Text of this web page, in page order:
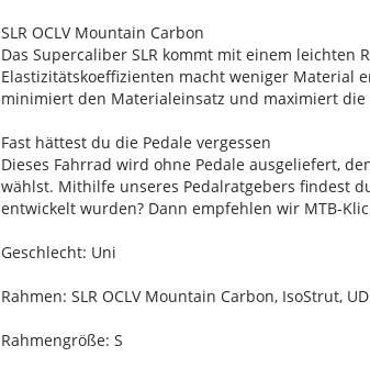
SLR OCLV Mountain Carbon
Das Supercaliber SLR kommt mit einem leichten
Elastizitätskoeffizienten macht weniger Material
minimiert den Materialeinsatz und maximiert die
Fast hättest du die Pedale vergessen
Dieses Fahrrad wird ohne Pedale ausgeliefert,
wählst. Mithilfe unseres Pedalratgebers findest
entwickelt wurden? Dann empfehlen wir MTB-
Geschlecht: Uni
Rahmen: SLR OCLV Mountain Carbon, IsoStrut,
Rahmengröße: S